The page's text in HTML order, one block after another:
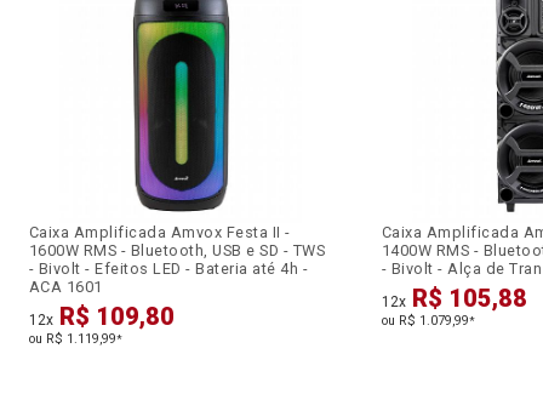
Caixa Amplificada Amvox Festa II -
1600W RMS - Bluetooth, USB e SD - TWS
- Bivolt - Efeitos LED - Bateria até 4h -
ACA 1601
12xR$ 109,80
ou R$ 1.119,99*
Caixa Amplificada
1400W RMS -
- Bivolt - Alça de
12xR$ 105,88
ou R$ 1.079,99*